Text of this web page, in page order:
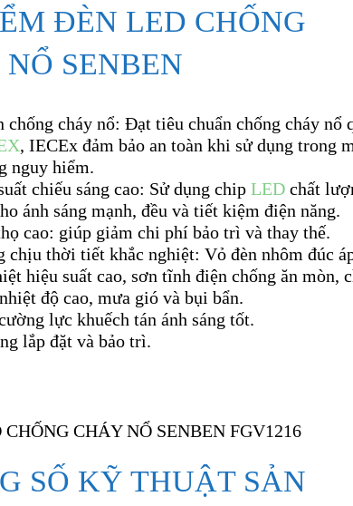
ĐÈN LED CHỐNG
SENBEN
chống cháy nổ: Đạt tiêu chuẩn chống cháy nổ
, IECEx đảm bảo an toàn khi sử dụng trong
nguy hiểm.
chiếu sáng cao: Sử dụng chipLED chất
ánh sáng mạnh, đều và tiết kiệm điện năng.
cao: giúp giảm chi phí bảo trì và thay thế.
chịu thời tiết khắc nghiệt: Vỏ đèn nhôm đúc
hiệu suất cao, sơn tĩnh điện chống ăn mòn,
độ cao, mưa gió và bụi bẩn.
lực khuếch tán ánh sáng tốt.
lắp đặt và bảo trì.
SỐ KỸ THUẬT SẢN